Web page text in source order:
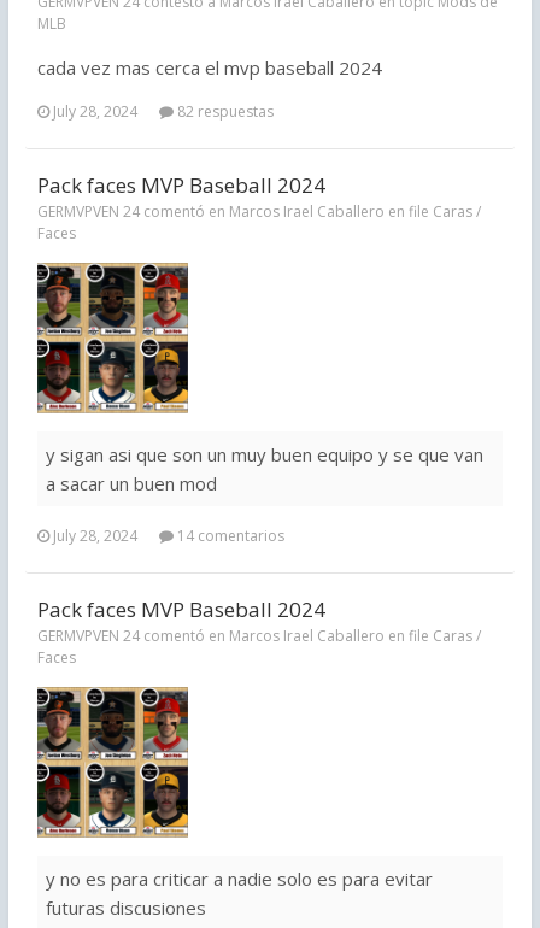
MLB
cada vez mas cerca el mvp baseball 2024
July 28, 2024 82 respuestas
Pack faces MVP Baseball 2024
GERMVPVEN 24 comentó en Marcos Irael Caballero en file Caras /
Faces
y sigan asi que son un muy buen equipo y se que van
a sacar un buen mod
July 28, 2024 14 comentarios
Pack faces MVP Baseball 2024
GERMVPVEN 24 comentó en Marcos Irael Caballero en file Caras /
Faces
y no es para criticar a nadie solo es para evitar
futuras discusiones